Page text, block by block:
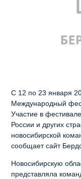
С 12 по 23 января
Международный
Участие в
России и других
новосибирской
сообщает сайт
Новосибирскую
представляла